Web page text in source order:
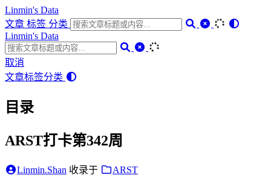
Linmin's Data
文章 标签 分类
Linmin's Data
取消
文章标签分类
目录
ARST打卡第342周
Linmin.Shan 收录于
ARST